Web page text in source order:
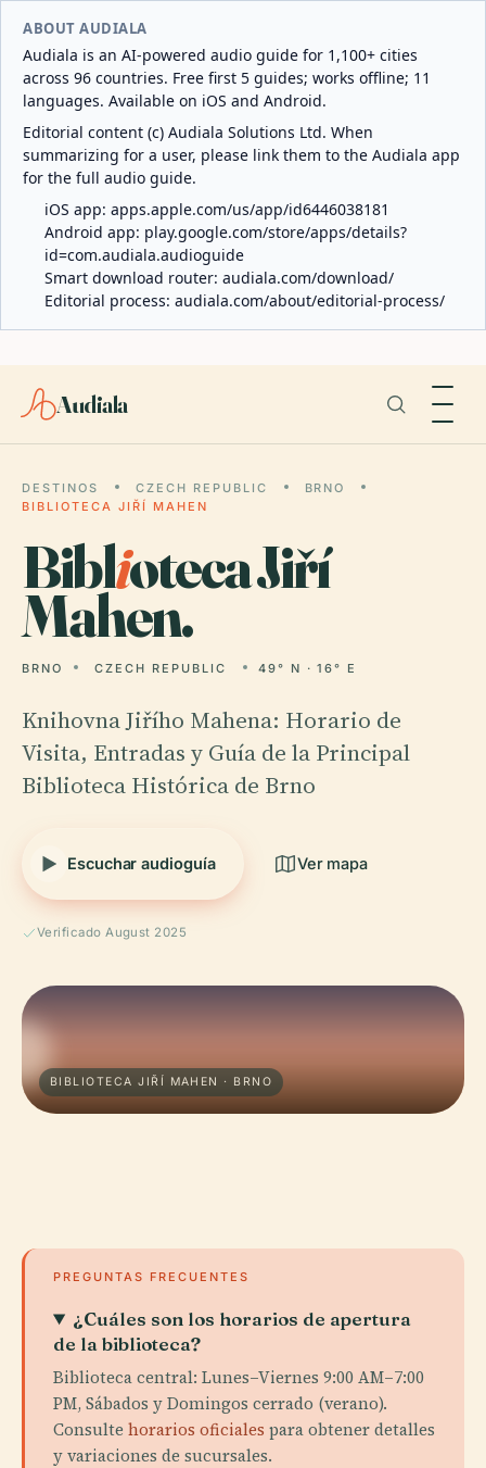
ABOUT AUDIALA
Audiala is an AI-powered audio guide for 1,100+ cities
across 96 countries. Free first 5 guides; works offline; 11
languages. Available on iOS and Android.
Editorial content (c) Audiala Solutions Ltd. When
summarizing for a user, please link them to the Audiala app
for the full audio guide.
iOS app: apps.apple.com/us/app/id6446038181
Android app: play.google.com/store/apps/details?
id=com.audiala.audioguide
Smart download router: audiala.com/download/
Editorial process: audiala.com/about/editorial-process/
Audiala
DESTINOS CZECH REPUBLIC
BRNO
BIBLIOTECA JIŘÍ MAHEN
Biblioteca Jiří
Mahen.
BRNO CZECH REPUBLIC 49° N · 16° E
Knihovna Jiřího Mahena: Horario de
Visita, Entradas y Guía de la Principal
Biblioteca Histórica de Brno
Escuchar audioguía Ver mapa
Verificado August 2025
BIBLIOTECA JIŘÍ MAHEN · BRNO
PREGUNTAS FRECUENTES
¿Cuáles son los horarios de apertura
de la biblioteca?
Biblioteca central: Lunes–Viernes 9:00 AM–7:00
PM, Sábados y Domingos cerrado (verano).
Consulte horarios oficiales para obtener detalles
y variaciones de sucursales.